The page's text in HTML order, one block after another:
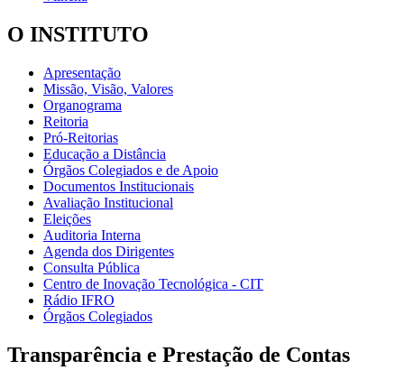
O INSTITUTO
Apresentação
Missão, Visão, Valores
Organograma
Reitoria
Pró-Reitorias
Educação a Distância
Órgãos Colegiados e de Apoio
Documentos Institucionais
Avaliação Institucional
Eleições
Auditoria Interna
Agenda dos Dirigentes
Consulta Pública
Centro de Inovação Tecnológica - CIT
Rádio IFRO
Órgãos Colegiados
Transparência e Prestação de Contas